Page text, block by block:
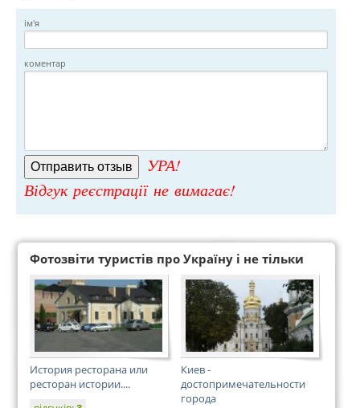
ім'я
коментар
УРА!
Відгук реєстрації не вимагає!
Фотозвіти туристів про Україну і не тільки
История ресторана или
ресторан истории....
Киев -
достопримечательности
города